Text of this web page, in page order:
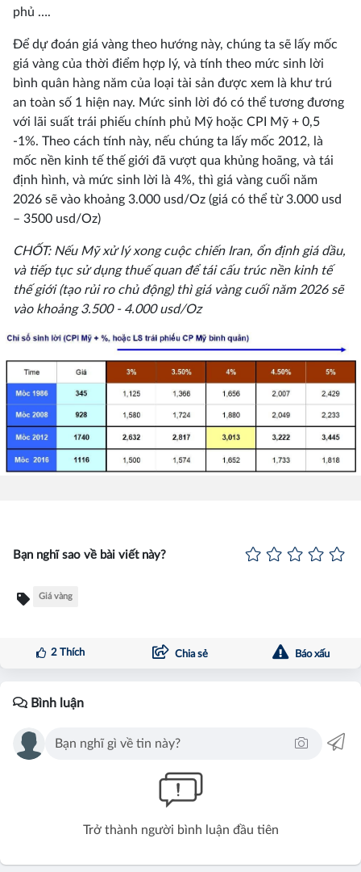
phủ ….
Để dự đoán giá vàng theo hướng này, chúng ta sẽ lấy mốc
giá vàng của thời điểm hợp lý, và tính theo mức sinh lời
bình quân hàng năm của loại tài sản được xem là khư trú
an toàn số 1 hiện nay. Mức sinh lời đó có thể tương đương
với lãi suất trái phiếu chính phủ Mỹ hoặc CPI Mỹ + 0,5
-1%. Theo cách tính này, nếu chúng ta lấy mốc 2012, là
mốc nền kinh tế thế giới đã vượt qua khủng hoãng, và tái
định hình, và mức sinh lời là 4%, thì giá vàng cuối năm
2026 sẽ vào khoảng 3.000 usd/Oz (giá có thể từ 3.000 usd
– 3500 usd/Oz)
CHỐT: Nếu Mỹ xử lý xong cuộc chiến Iran, ổn định giá dầu,
và tiếp tục sử dụng thuế quan để tái cấu trúc nền kinh tế
thế giới (tạo rủi ro chủ động) thì giá vàng cuối năm 2026 sẽ
vào khoảng 3.500 - 4.000 usd/Oz
Bạn nghĩ sao về bài viết này?
Giá vàng
2Thích Chia sẻ Báo xấu
Bình luận
Trở thành người bình luận đầu tiên